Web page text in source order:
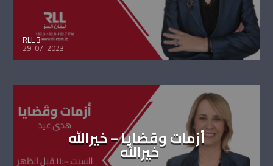
RLL 3
29-07-2023
أزمات وقضايا – خيرالله
خيرالله